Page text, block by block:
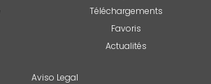
Téléchargements
Favoris
Actualités
Aviso Legal